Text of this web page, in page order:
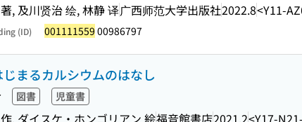
, 及川贤治 绘, 林静 译广西师范大学出版社2022.8<Y11-
(ID) 001111559 00986797
じまるカルシウムのはなし
図書 児童書
, ダイスケ・ホンゴリアン 絵福音館書店2021.2<Y17-